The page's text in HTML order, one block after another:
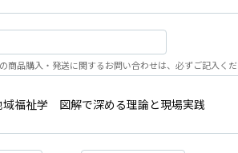
商品購入・発送に関するお問い合わせは、必ずご記入くだ
福祉学 図解で深める理論と現場実践